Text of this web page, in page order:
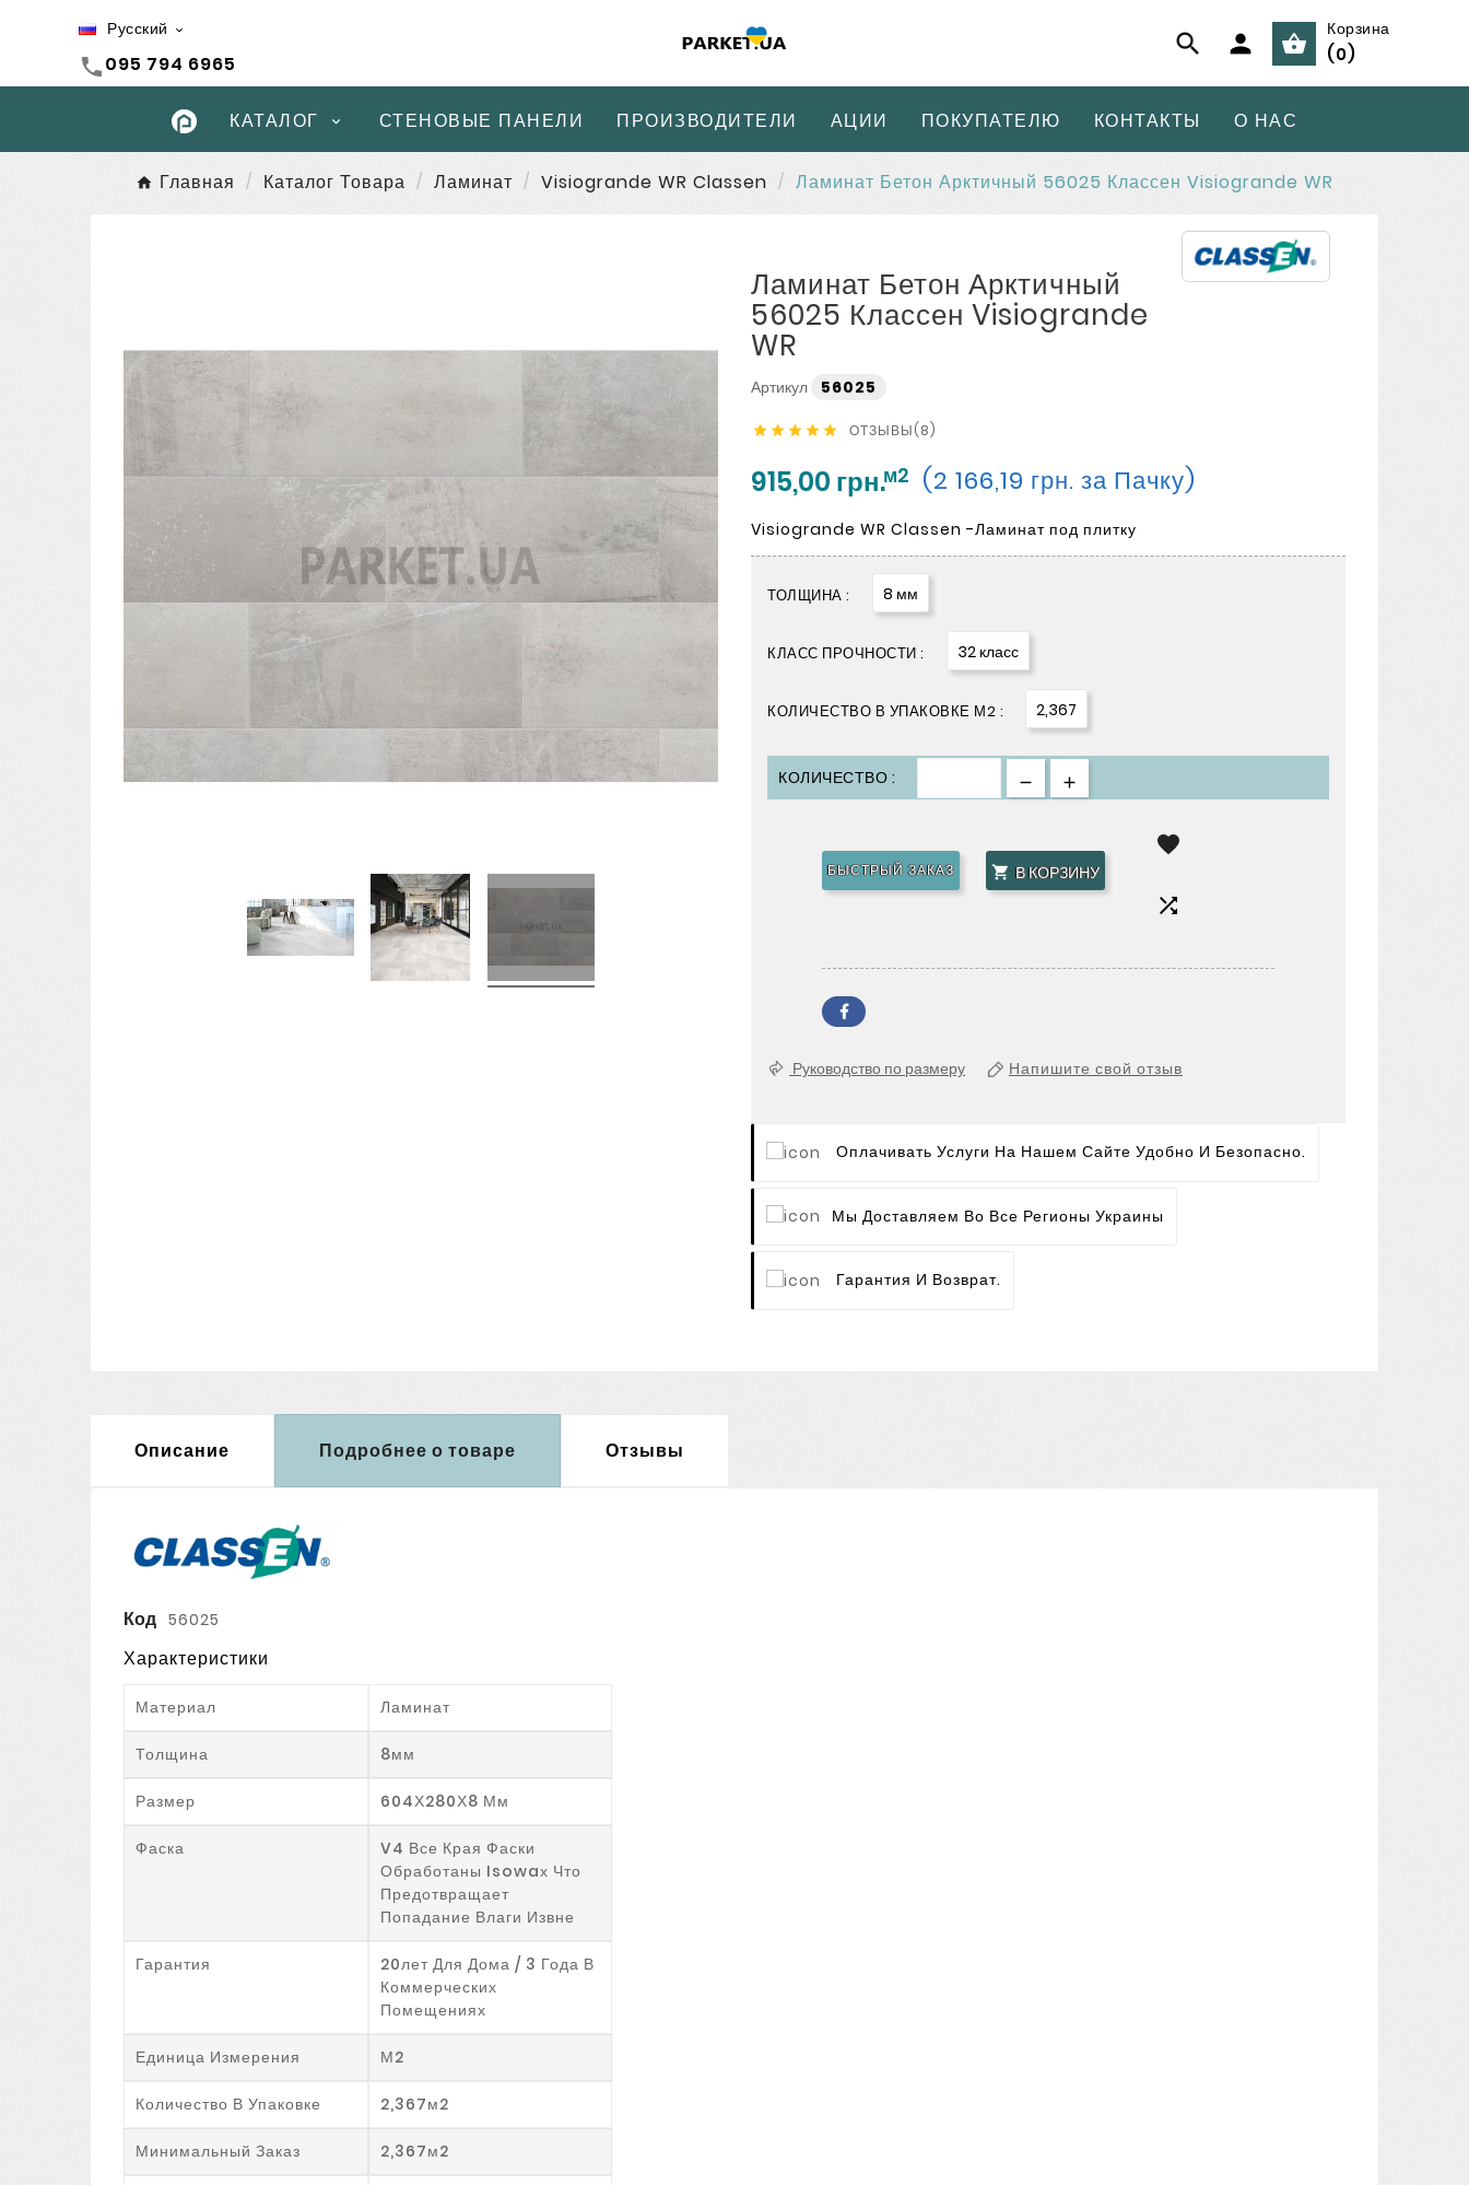
Русский 
call095 794 6965
  
Корзина
(0)
КАТАЛОГ СТЕНОВЫЕ ПАНЕЛИ ПРОИЗВОДИТЕЛИ АЦИИ ПОКУПАТЕЛЮ КОНТАКТЫ О НАС
Главная Каталог Товара Ламинат Visiogrande WR Classen Ламинат Бетон Арктичный 56025 Классен Visiogrande WR
Ламинат Бетон Арктичный
56025 Классен Visiogrande
WR
Артикул 56025
     ОТЗЫВЫ(8)
915,00 грн.м2 (2 166,19 грн. за Пачку)
Visiogrande WR Classen -Ламинат под плитку
ТОЛЩИНА : 8 мм
КЛАСС ПРОЧНОСТИ : 32 класс
КОЛИЧЕСТВО В УПАКОВКЕ М2 : 2,367
КОЛИЧЕСТВО :
 В КОРЗИНУ
БЫСТРЫЙ ЗАКАЗ


Руководство по размеру Напишите свой отзыв
Оплачивать Услуги На Нашем Сайте Удобно И Безопасно.
Мы Доставляем Во Все Регионы Украины
Гарантия И Возврат.
Описание Подробнее о товаре Отзывы
Код 56025
Характеристики
Материал Ламинат
Толщина 8мм
Размер 604Х280Х8 Мм
Фаска
V4 Все Края Фаски
Обработаны Isowaх Что
Предотвращает
Попадание Влаги Извне
Гарантия
20лет Для Дома / 3 Года В
Коммерческих
Помещениях
Единица Измерения М2
Количество В Упаковке 2,367м2
Минимальный Заказ 2,367м2